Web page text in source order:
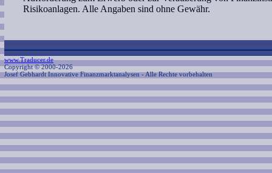
Risikoanlagen. Alle Angaben sind ohne Gewähr.
www.Traducer.de
Copyright © 2000-2026
Josef Gebhardt Innovative Finanzmarktanalysen - Alle Rechte vorbehalten